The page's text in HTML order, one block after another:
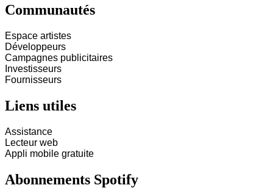
Communautés
Espace artistes
Développeurs
Campagnes publicitaires
Investisseurs
Fournisseurs
Liens utiles
Assistance
Lecteur web
Appli mobile gratuite
Abonnements Spotify